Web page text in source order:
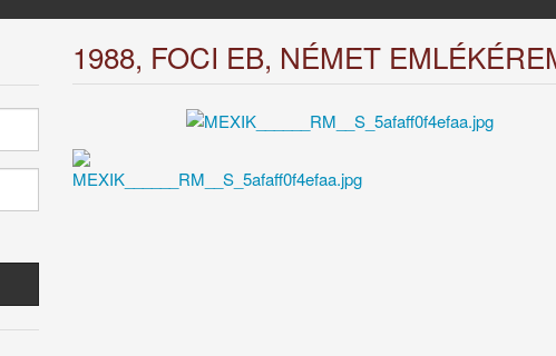
1988, FOCI EB, NÉMET